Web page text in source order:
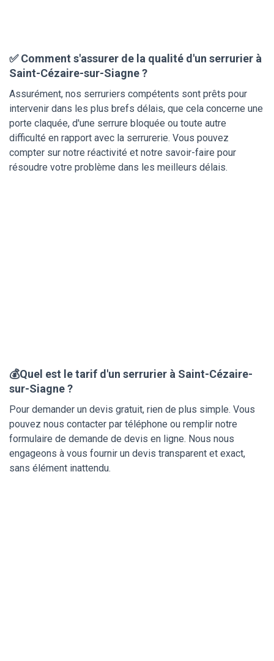
✅ Comment s'assurer de la qualité d'un serrurier à
Saint-Cézaire-sur-Siagne ?
Assurément, nos serruriers compétents sont prêts pour
intervenir dans les plus brefs délais, que cela concerne une
porte claquée, d'une serrure bloquée ou toute autre
difficulté en rapport avec la serrurerie. Vous pouvez
compter sur notre réactivité et notre savoir-faire pour
résoudre votre problème dans les meilleurs délais.
💰Quel est le tarif d'un serrurier à Saint-Cézaire-
sur-Siagne ?
Pour demander un devis gratuit, rien de plus simple. Vous
pouvez nous contacter par téléphone ou remplir notre
formulaire de demande de devis en ligne. Nous nous
engageons à vous fournir un devis transparent et exact,
sans élément inattendu.